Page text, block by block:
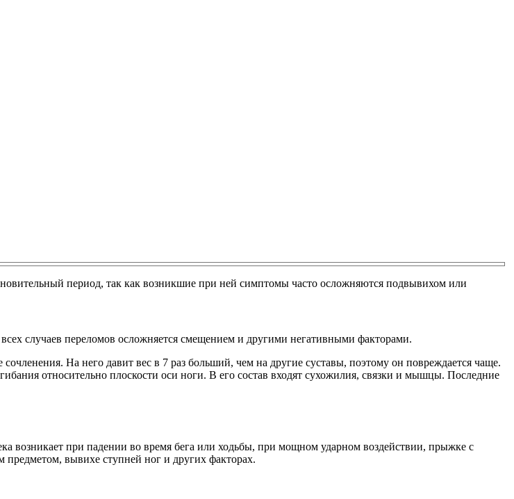
период, так как возникшие при ней симптомы часто осложняются подвывихом или
случаев переломов осложняется смещением и другими негативными факторами.
На него давит вес в 7 раз больший, чем на другие суставы, поэтому он повреждается чаще.
относительно плоскости оси ноги. В его состав входят сухожилия, связки и мышцы. Последние
возникает при падении во время бега или ходьбы, при мощном ударном воздействии, прыжке с
вывихе ступней ног и других факторах.